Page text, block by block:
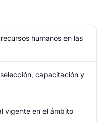
humanos en las
capacitación y
vigente en el ámbito